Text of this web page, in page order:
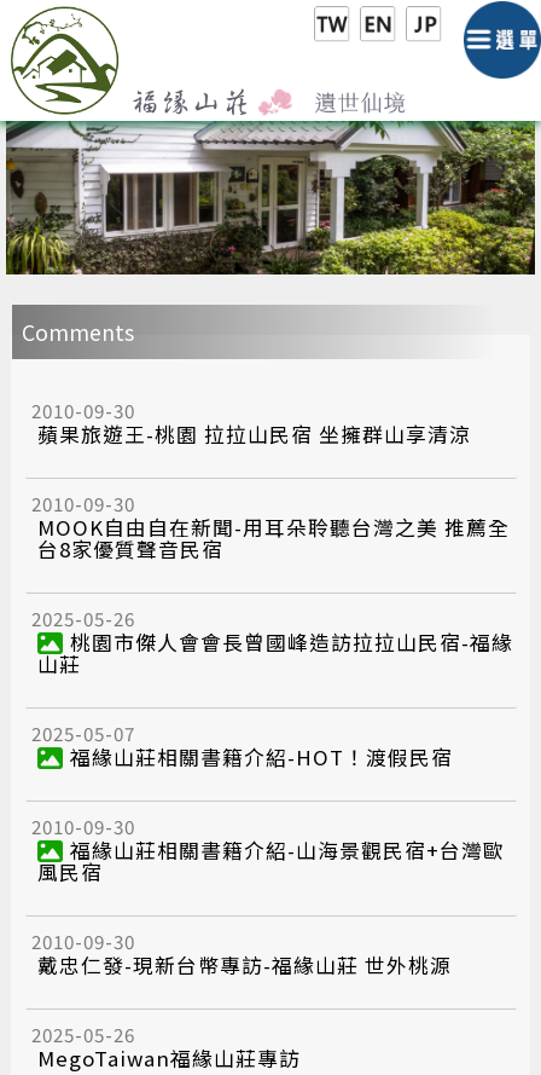
Comments
2010-09-30
蘋果旅遊王-桃園 拉拉山民宿 坐擁群山享清涼
2010-09-30
MOOK自由自在新聞-用耳朵聆聽台灣之美 推薦全
台8家優質聲音民宿
2025-05-26
桃園市傑人會會長曾國峰造訪拉拉山民宿-福緣
山莊
2025-05-07
福緣山莊相關書籍介紹-HOT！渡假民宿
2010-09-30
福緣山莊相關書籍介紹-山海景觀民宿+台灣歐
風民宿
2010-09-30
戴忠仁發-現新台幣專訪-福緣山莊 世外桃源
2025-05-26
MegoTaiwan福緣山莊專訪